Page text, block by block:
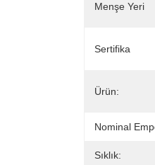
Menşe Yeri
Sertifika
Ürün:
Nominal
Sıklık: